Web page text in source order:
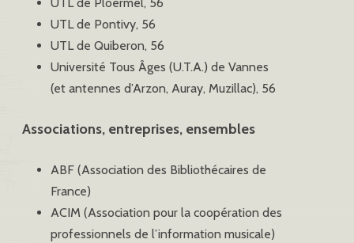
UTL de Pontivy, 56
UTL de Quiberon, 56
Université Tous Âges (U.T.A.) de Vannes
(et antennes d’Arzon, Auray, Muzillac), 56
Associations, entreprises, ensembles
ABF (Association des Bibliothécaires de
France)
ACIM (Association pour la coopération des
professionnels de l’information musicale)